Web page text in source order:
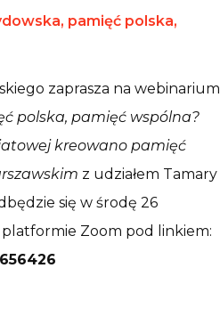
pamięć polska,
zaprasza na webinarium
polska, pamięć wspólna?
kreowano pamięć
z udziałem Tamary
się w środę 26
platformie Zoom pod linkiem: